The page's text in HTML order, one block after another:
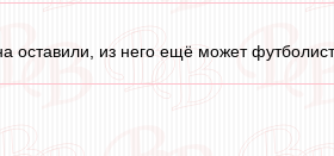
из него ещё может